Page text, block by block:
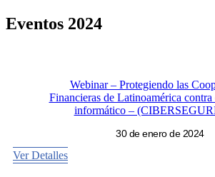
Eventos 2024
Webinar – Protegiendo las
Financieras de Latinoamérica
informático –
30 de enero de 2024
Ver Detalles